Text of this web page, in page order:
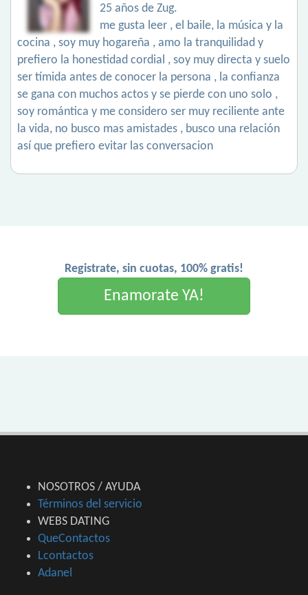
25 años de Zug.
me gusta leer , el baile, la música y la
cocina , soy muy hogareña , amo la tranquilidad y
prefiero la honestidad cordial , soy muy directa y suelo
ser tímida antes de conocer la persona , la confianza
se gana con muchos actos y se pierde con uno solo ,
soy romántica y me considero ser muy reciliente ante
la vida, no busco mas amistades , busco una relación
así que prefiero evitar las conversacion
Registrate, sin cuotas, 100% gratis!
Enamorate YA!
NOSOTROS / AYUDA
Términos del servicio
WEBS DATING
QueContactos
Lcontactos
Adanel